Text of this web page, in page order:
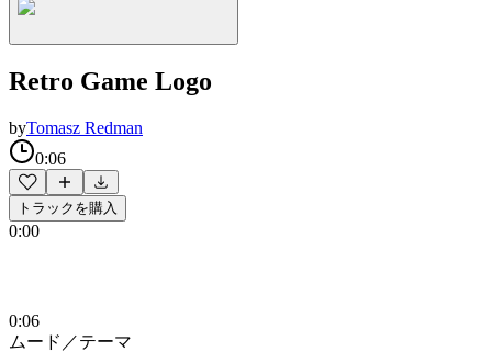
Retro Game Logo
byTomasz Redman
0:06
トラックを購入
0:00
0:06
ムード／テーマ